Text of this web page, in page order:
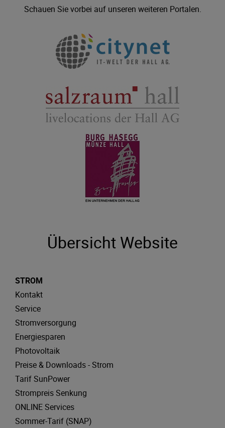
Schauen Sie vorbei auf unseren weiteren Portalen.
Übersicht Website
STROM
Kontakt
Service
Stromversorgung
Energiesparen
Photovoltaik
Preise & Downloads - Strom
Tarif SunPower
Strompreis Senkung
ONLINE Services
Sommer-Tarif (SNAP)